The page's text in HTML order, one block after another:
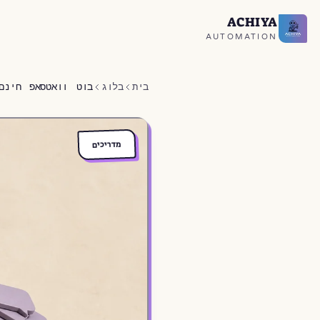
חזרה לעמוד הבית
ACHIYA
AUTOMATION
בית בלוג בוט וואטסאפ חינם 2026: 3 שיטות + מדריך שלב-
מדריכים